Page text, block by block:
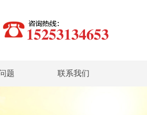
题 联系我们